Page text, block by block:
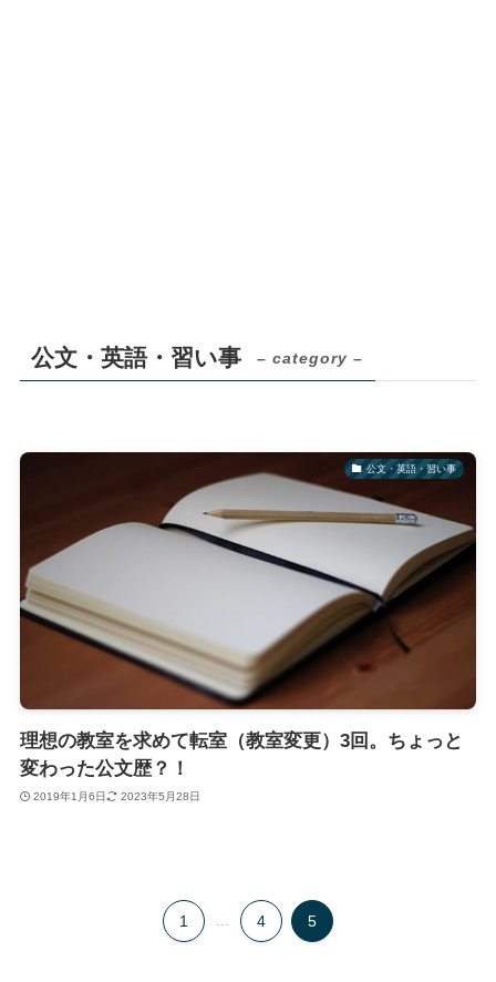
公文・英語・習い事 – category –
公文・英語・習い事
理想の教室を求めて転室（教室変更）3回。ちょっと
変わった公文歴？！
2019年1月6日 2023年5月28日
1 ... 4 5